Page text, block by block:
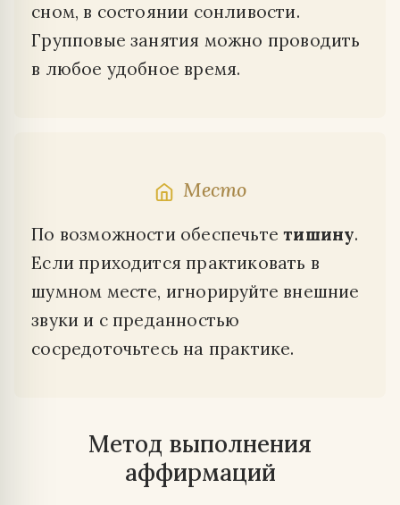
сном, в состоянии сонливости.
Групповые занятия можно проводить
в любое удобное время.
Место
По возможности обеспечьтетишину.
Если приходится практиковать в
шумном месте, игнорируйте внешние
звуки и с преданностью
сосредоточьтесь на практике.
Метод выполнения
аффирмаций